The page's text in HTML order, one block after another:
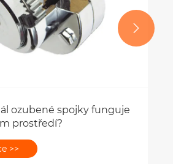
ozubené spojky funguje
prostředí?
>>
